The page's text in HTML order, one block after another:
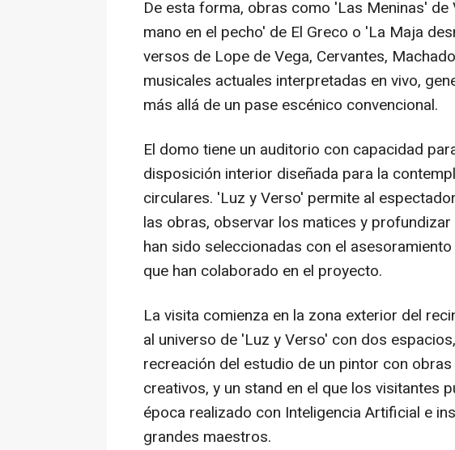
De esta forma, obras como 'Las Meninas' de
mano en el pecho' de El Greco o 'La Maja
versos de Lope de Vega, Cervantes,
musicales actuales interpretadas en vivo,
más allá de un pase escénico convencional.
El domo tiene un auditorio con capacidad
disposición interior diseñada para la
circulares. 'Luz y Verso' permite al
las obras, observar los matices y profundizar
han sido seleccionadas con el
que han colaborado en el proyecto.
La visita comienza en la zona exterior del
al universo de 'Luz y Verso' con dos
recreación del estudio de un pintor con
creativos, y un stand en el que los visitantes
época realizado con Inteligencia Artificial e
grandes maestros.